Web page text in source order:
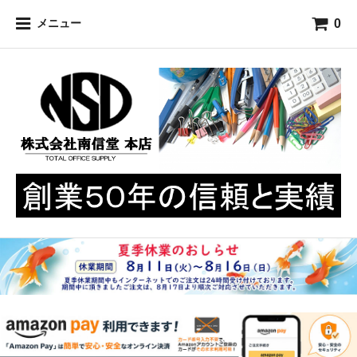
メニュー 0